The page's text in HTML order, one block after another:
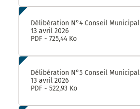
Délibération N°4 Conseil Municipal
13 avril 2026
PDF - 725,44 Ko
Délibération N°5 Conseil Municipal
13 avril 2026
PDF - 522,93 Ko